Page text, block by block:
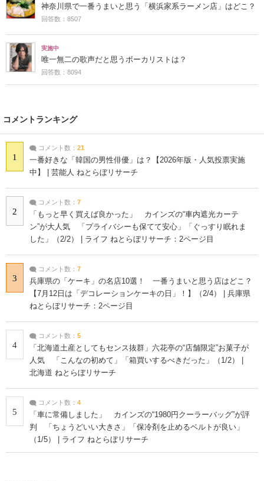
神奈川県で一番うまいと思う「横浜家系ラーメン店」はどこ？
回答数：8507
実施中
唯一無二の歌声だと思うボーカリストは？
回答数：8094
コメントランキング
1
コメント数： 21
一番好きな「韓国の男性俳優」は？【2026年版・人気投票実施
中】 | 芸能人 ねとらぼリサーチ
2
コメント数： 7
「もっと早く買えば良かった」 カインズの“車内遮光カーテ
ン”が大人気 「プライバシーも保てて安心」「ぐっすり眠れま
した」（2/2） | ライフ ねとらぼリサーチ：2ページ目
3
コメント数： 7
兵庫県の「ケーキ」の名店10選！ 一番うまいと思う店はどこ？
【7月12日は「デコレーションケーキの日」！】（2/4） | 兵庫県
ねとらぼリサーチ：2ページ目
4
コメント数： 5
「北海道土産としてもセンス抜群」六花亭の“店舗限定”お菓子が
人気 「こんなの初めて」「箱買いするべきだった」（1/2） |
北海道 ねとらぼリサーチ
5
コメント数： 4
「車に常備しました」 カインズの“1980円クーラーバッグ”が評
判 「ちょうどいい大きさ」「保冷剤を止めるベルトが良い」
（1/5） | ライフ ねとらぼリサーチ